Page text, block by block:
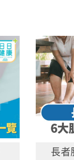
長者